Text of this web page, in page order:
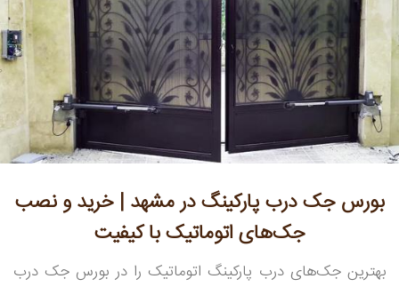
بورس جک درب پارکینگ در مشهد | خرید و نصب
جک‌های اتوماتیک با کیفیت
بهترین جک‌های درب پارکینگ اتوماتیک را در بورس جک درب